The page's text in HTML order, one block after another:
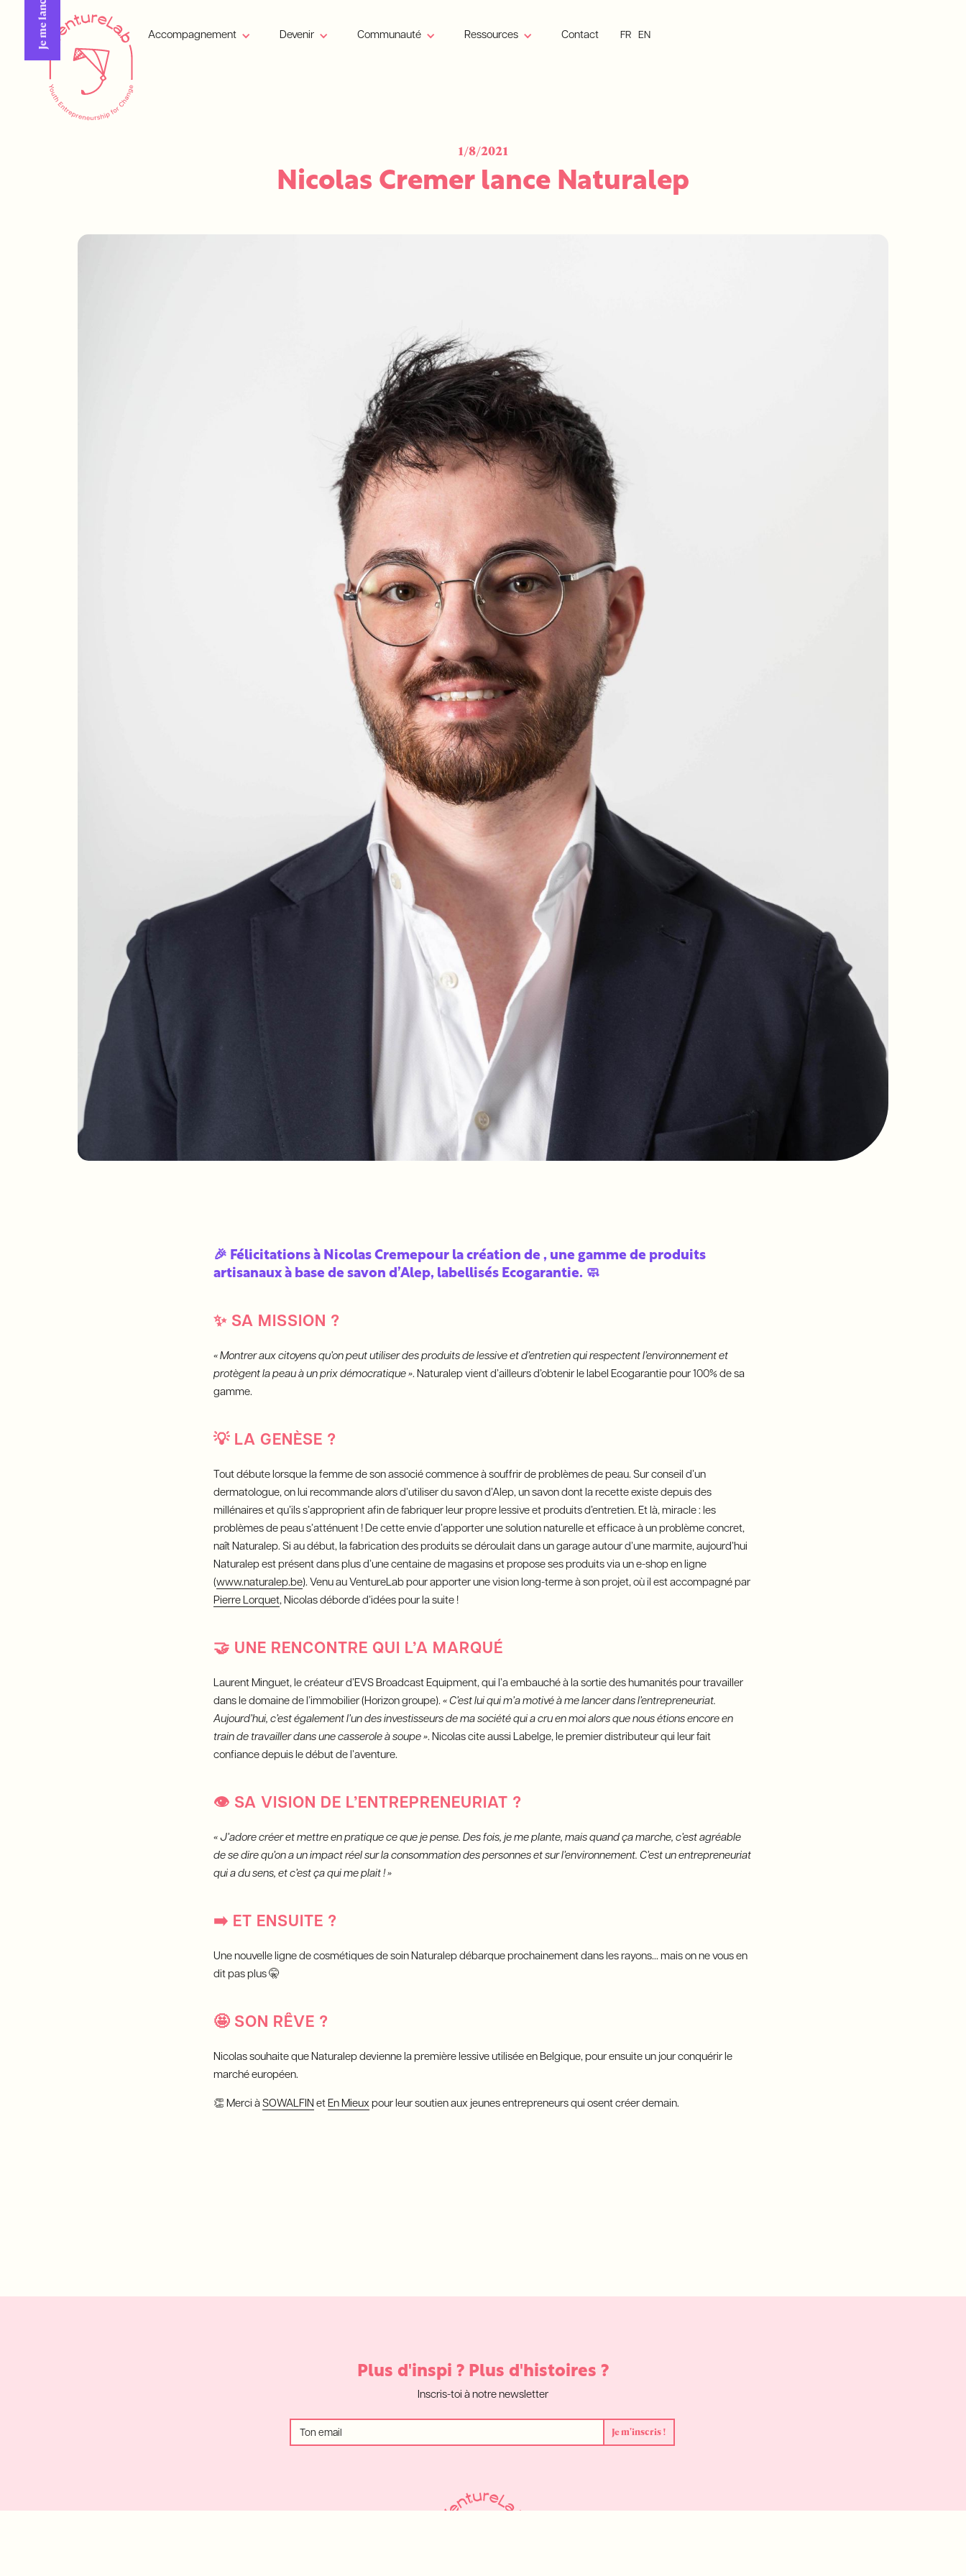
Accompagnement Devenir Communauté Ressources Contact FR EN
Je me lance !
1/8/2021
Nicolas Cremer lance Naturalep
🎉 Félicitations à Nicolas Cremepour la création de , une gamme de produits
artisanaux à base de savon d’Alep, labellisés Ecogarantie. 🧼
✨ SA MISSION ?
« Montrer aux citoyens qu’on peut utiliser des produits de lessive et d’entretien qui respectent l’environnement et
protègent la peau à un prix démocratique ». Naturalep vient d’ailleurs d’obtenir le label Ecogarantie pour 100% de sa
gamme.
💡 LA GENÈSE ?
Tout débute lorsque la femme de son associé commence à souffrir de problèmes de peau. Sur conseil d’un
dermatologue, on lui recommande alors d’utiliser du savon d’Alep, un savon dont la recette existe depuis des
millénaires et qu’ils s’approprient afin de fabriquer leur propre lessive et produits d’entretien. Et là, miracle : les
problèmes de peau s’atténuent ! De cette envie d’apporter une solution naturelle et efficace à un problème concret,
naît Naturalep. Si au début, la fabrication des produits se déroulait dans un garage autour d’une marmite, aujourd’hui
Naturalep est présent dans plus d’une centaine de magasins et propose ses produits via un e-shop en ligne
(www.naturalep.be). Venu au VentureLab pour apporter une vision long-terme à son projet, où il est accompagné par
Pierre Lorquet, Nicolas déborde d’idées pour la suite !
🤝 UNE RENCONTRE QUI L’A MARQUÉ
Laurent Minguet, le créateur d’EVS Broadcast Equipment, qui l’a embauché à la sortie des humanités pour travailler
dans le domaine de l’immobilier (Horizon groupe). « C’est lui qui m’a motivé à me lancer dans l’entrepreneuriat.
Aujourd’hui, c’est également l’un des investisseurs de ma société qui a cru en moi alors que nous étions encore en
train de travailler dans une casserole à soupe ». Nicolas cite aussi Labelge, le premier distributeur qui leur fait
confiance depuis le début de l’aventure.
👁 SA VISION DE L’ENTREPRENEURIAT ?
« J’adore créer et mettre en pratique ce que je pense. Des fois, je me plante, mais quand ça marche, c’est agréable
de se dire qu’on a un impact réel sur la consommation des personnes et sur l’environnement. C’est un entrepreneuriat
qui a du sens, et c’est ça qui me plait ! »
➡️ ET ENSUITE ?
Une nouvelle ligne de cosmétiques de soin Naturalep débarque prochainement dans les rayons… mais on ne vous en
dit pas plus 🤫
🤩 SON RÊVE ?
Nicolas souhaite que Naturalep devienne la première lessive utilisée en Belgique, pour ensuite un jour conquérir le
marché européen.
👏 Merci à SOWALFIN et En Mieux pour leur soutien aux jeunes entrepreneurs qui osent créer demain.
Plus d'inspi ? Plus d'histoires ?
Inscris-toi à notre newsletter